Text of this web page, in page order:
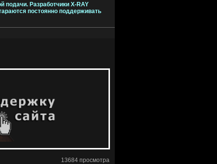
подачи. Разработчики X-RAY
постоянно поддерживать
13684 просмотра